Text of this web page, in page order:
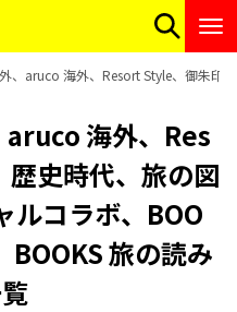
、aruco 海外、Resort Style、御朱印
海外、Res
史時代、旅の図
ルコラボ、BOO
BOOKS 旅の読み